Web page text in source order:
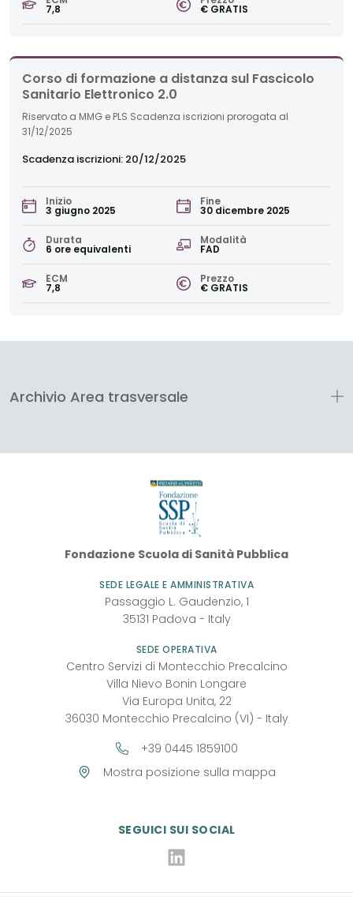
7,8 € GRATIS
Corso di formazione a distanza sul Fascicolo
Sanitario Elettronico 2.0
Riservato a MMG e PLS Scadenza iscrizioni prorogata al
31/12/2025
Scadenza iscrizioni: 20/12/2025
Inizio
3 giugno 2025
Fine
30 dicembre 2025
Durata
6 ore equivalenti
Modalità
FAD
ECM
7,8
Prezzo
€ GRATIS
Archivio Area trasversale
Fondazione
Fondazione Scuola di Sanità Pubblica
SEDE LEGALE E AMMINISTRATIVA
Passaggio L. Gaudenzio, 1
35131 Padova - Italy
SEDE OPERATIVA
Centro Servizi di Montecchio Precalcino
Villa Nievo Bonin Longare
Via Europa Unita, 22
36030 Montecchio Precalcino (VI) - Italy
+39 0445 1859100
Mostra posizione sulla mappa
SEGUICI SUI SOCIAL
Linkedin